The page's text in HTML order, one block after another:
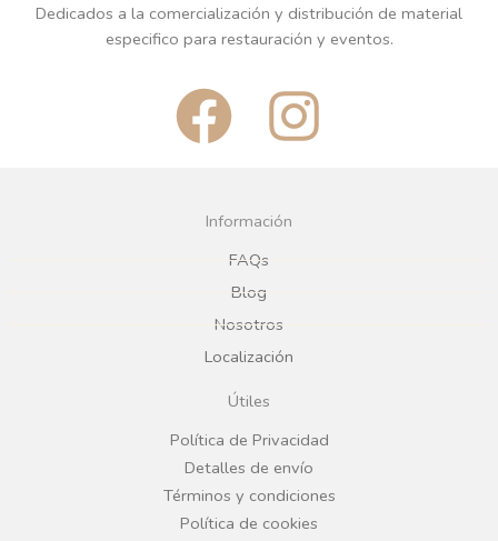
Dedicados a la comercialización y distribución de material
especifico para restauración y eventos.
F
a
c
e
b
o
o
k
I
n
g
r
a
Información
FAQs
Blog
Nosotros
Localización
Útiles
Política de Privacidad
Detalles de envío
Términos y condiciones
Política de cookies